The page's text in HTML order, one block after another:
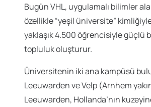
Bugün VHL, uygulamalı bilimler
özellikle “yeşil üniversite”
yaklaşık 4.500 öğrencisiyle güçlü
topluluk oluşturur.
Üniversitenin iki ana kampüsü
Leeuwarden ve Velp (Arnhem
Leeuwarden, Hollanda’nın